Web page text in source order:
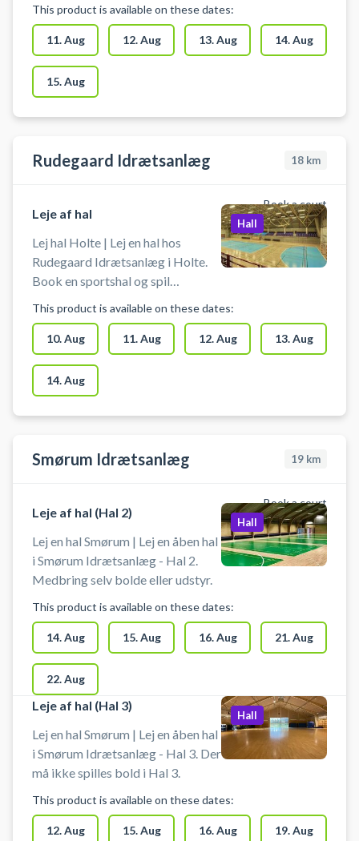
hal med håndboldmål. Hallen kan
bruges til bl.a. håndbold,
indendørs fodbold uden bander og
andre bevægelsesaktiviteter.
Hallen lejes uden udstyr, så husk at
medbringe ketcher, bat og bolde
omklædning og bad.
This product is available on these dates:
11. Aug 12. Aug 13. Aug 14. Aug
15. Aug
Rudegaard Idrætsanlæg 18 km
Book a court
Leje af hal
Lej hal Holte | Lej en hal hos
Rudegaard Idrætsanlæg i Holte.
Book en sportshal og spil
i en hal med håndboldmål. Hallen
kan bruges til bl.a. håndbold,
indendørs fodbold uden bander og
andre bevægelsesaktiviteter.
Hallen lejes uden udstyr, så husk at
medbringe ketchere, bat og bolde
omklædning og bad.
Hall
This product is available on these dates:
10. Aug 11. Aug 12. Aug 13. Aug
14. Aug
Smørum Idrætsanlæg 19 km
Book a court
Leje af hal (Hal 2)
Lej en hal Smørum | Lej en åben hal
i Smørum Idrætsanlæg - Hal 2.
Medbring selv bolde eller udstyr.
Hall
This product is available on these dates:
14. Aug 15. Aug 16. Aug 21. Aug
22. Aug
Leje af hal (Hal 3)
Lej en hal Smørum | Lej en åben hal
i Smørum Idrætsanlæg - Hal 3. Der
må ikke spilles bold i Hal 3.
Hall
This product is available on these dates:
12. Aug 15. Aug 16. Aug 19. Aug